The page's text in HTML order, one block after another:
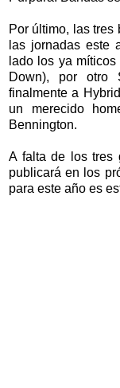
Por último, las tres
las jornadas este
lado los ya
Down), por otro
finalmente a
un merecido
Bennington.
A falta de los tres
publicará en los
para este año es